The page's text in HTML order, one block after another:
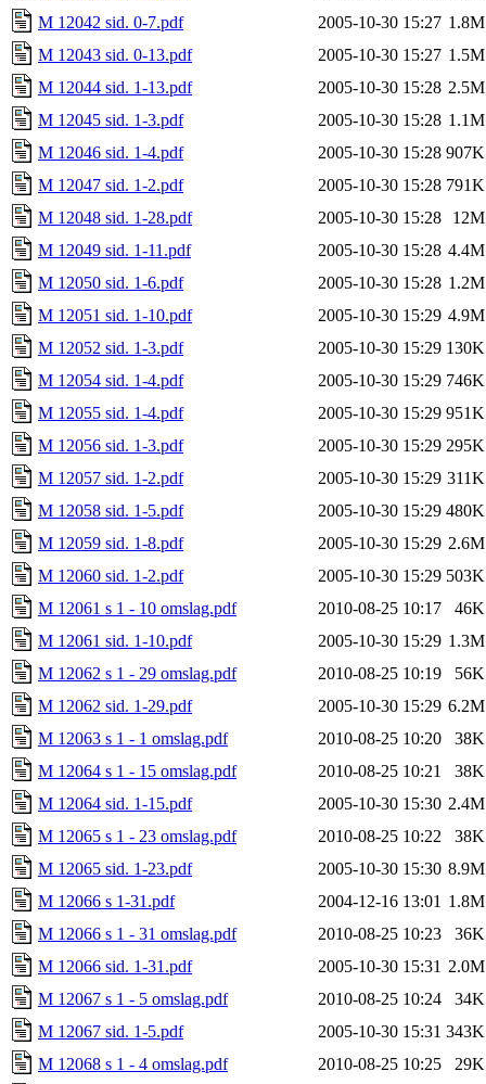
M 12042 sid. 0-7.pdf
2005-10-30 15:27 1.8M
M 12043 sid. 0-13.pdf
2005-10-30 15:27 1.5M
M 12044 sid. 1-13.pdf
2005-10-30 15:28 2.5M
M 12045 sid. 1-3.pdf
2005-10-30 15:28 1.1M
M 12046 sid. 1-4.pdf
2005-10-30 15:28 907K
M 12047 sid. 1-2.pdf
2005-10-30 15:28 791K
M 12048 sid. 1-28.pdf
2005-10-30 15:28
12M
M 12049 sid. 1-11.pdf
2005-10-30 15:28 4.4M
M 12050 sid. 1-6.pdf
2005-10-30 15:28 1.2M
M 12051 sid. 1-10.pdf
2005-10-30 15:29 4.9M
M 12052 sid. 1-3.pdf
2005-10-30 15:29 130K
M 12054 sid. 1-4.pdf
2005-10-30 15:29 746K
M 12055 sid. 1-4.pdf
2005-10-30 15:29 951K
M 12056 sid. 1-3.pdf
2005-10-30 15:29 295K
M 12057 sid. 1-2.pdf
2005-10-30 15:29 311K
M 12058 sid. 1-5.pdf
2005-10-30 15:29 480K
M 12059 sid. 1-8.pdf
2005-10-30 15:29 2.6M
M 12060 sid. 1-2.pdf
2005-10-30 15:29 503K
M 12061 s 1 - 10 omslag.pdf
2010-08-25 10:17
46K
M 12061 sid. 1-10.pdf
2005-10-30 15:29 1.3M
M 12062 s 1 - 29 omslag.pdf
2010-08-25 10:19
56K
M 12062 sid. 1-29.pdf
2005-10-30 15:29 6.2M
M 12063 s 1 - 1 omslag.pdf
2010-08-25 10:20
38K
M 12064 s 1 - 15 omslag.pdf
2010-08-25 10:21
38K
M 12064 sid. 1-15.pdf
2005-10-30 15:30 2.4M
M 12065 s 1 - 23 omslag.pdf
2010-08-25 10:22
38K
M 12065 sid. 1-23.pdf
2005-10-30 15:30 8.9M
M 12066 s 1-31.pdf
2004-12-16 13:01 1.8M
M 12066 s 1 - 31 omslag.pdf
2010-08-25 10:23
36K
M 12066 sid. 1-31.pdf
2005-10-30 15:31 2.0M
M 12067 s 1 - 5 omslag.pdf
2010-08-25 10:24
34K
M 12067 sid. 1-5.pdf
2005-10-30 15:31 343K
M 12068 s 1 - 4 omslag.pdf
2010-08-25 10:25
29K